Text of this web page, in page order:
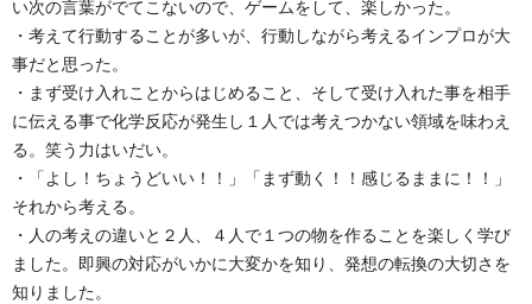
い次の言葉がでてこないので、ゲームをして、楽しかった。
・考えて行動することが多いが、行動しながら考えるインプロが大
事だと思った。
・まず受け入れことからはじめること、そして受け入れた事を相手
に伝える事で化学反応が発生し１人では考えつかない領域を味わえ
る。笑う力はいだい。
・「よし！ちょうどいい！！」「まず動く！！感じるままに！！」
それから考える。
・人の考えの違いと２人、４人で１つの物を作ることを楽しく学び
ました。即興の対応がいかに大変かを知り、発想の転換の大切さを
知りました。